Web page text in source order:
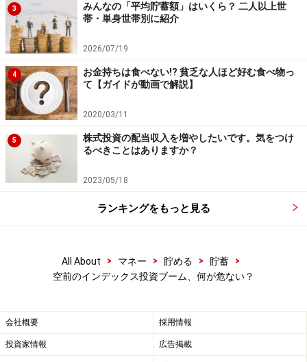
「全世界に分散投資する」ことが前提なら、中原だった
ら全世界株式に連動する「オルカン」の益回りと、全世
界債券の債券利回りを比べて、有利なほうに多めに配分
します。
仮に株式益回りが債券金利よりも低い場合は株式バブル
と考えられます。この場合は、株式の資産配分を圧縮し
て、債券への資産配分を多めに取るべきじゃないでしょ
うか。
（1）調査：SPIVA U.S. Scorecard（2022）
※記事内容は執筆時点のものです。最新の内容をご確認くださ
本記事の内容は一般的な情報提供を目的としており、特定の金融
投資や資産運用に関する最終的なご判断はご自身の責任において
行ってください。
掲載情報の正確性・完全性については十分に配慮しております
が、その内容を保証するものではなく、これに基づく損失・損害
などについて当社は一切の責任を負いません。
3
みんなの「平均貯蓄額」はいくら？ 二人以上世
帯・単身世帯別に紹介
2026/07/19
4
お金持ちは食べない!? 貧乏な人ほど好む食べ物っ
て【ガイドが動画で解説】
2020/03/11
5
株式投資の配当収入を増やしたいです。気をつけ
るべきことはありますか？
2023/05/18
ランキングをもっと見る
All About > マネー > 貯める > 貯蓄
>
空前のインデックス投資ブーム、何が危ない？
会社概要 採用情報
投資家情報 広告掲載